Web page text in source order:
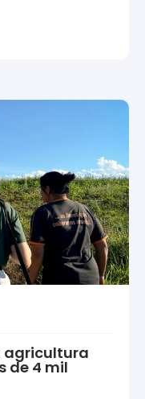
agricultura
de 4 mil